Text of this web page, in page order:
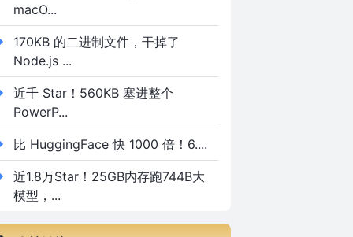
macO...
170KB 的二进制文件，干掉了
Node.js ...
近千 Star！560KB 塞进整个
PowerP...
比 HuggingFace 快 1000 倍！6....
近1.8万Star！25GB内存跑744B大
模型，...